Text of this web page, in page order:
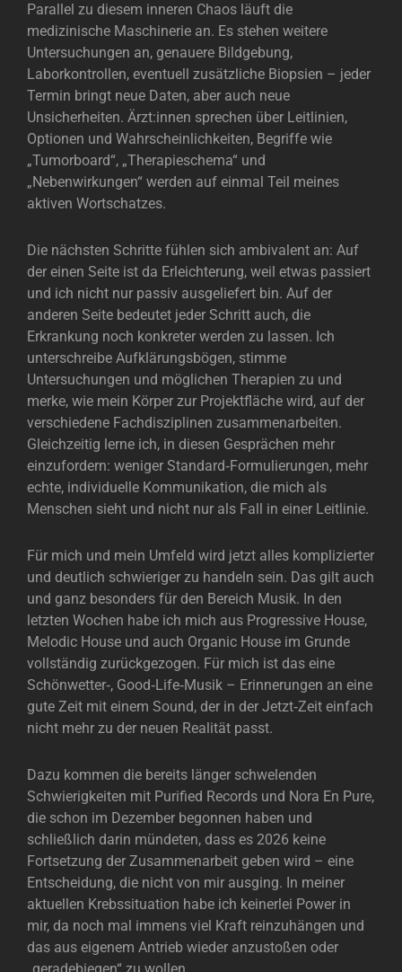
Parallel zu diesem inneren Chaos läuft die
medizinische Maschinerie an. Es stehen weitere
Untersuchungen an, genauere Bildgebung,
Laborkontrollen, eventuell zusätzliche Biopsien – jeder
Termin bringt neue Daten, aber auch neue
Unsicherheiten. Ärzt:innen sprechen über Leitlinien,
Optionen und Wahrscheinlichkeiten, Begriffe wie
„Tumorboard“, „Therapieschema“ und
„Nebenwirkungen“ werden auf einmal Teil meines
aktiven Wortschatzes.
Die nächsten Schritte fühlen sich ambivalent an: Auf
der einen Seite ist da Erleichterung, weil etwas passiert
und ich nicht nur passiv ausgeliefert bin. Auf der
anderen Seite bedeutet jeder Schritt auch, die
Erkrankung noch konkreter werden zu lassen. Ich
unterschreibe Aufklärungsbögen, stimme
Untersuchungen und möglichen Therapien zu und
merke, wie mein Körper zur Projektfläche wird, auf der
verschiedene Fachdisziplinen zusammenarbeiten.
Gleichzeitig lerne ich, in diesen Gesprächen mehr
einzufordern: weniger Standard‑Formulierungen, mehr
echte, individuelle Kommunikation, die mich als
Menschen sieht und nicht nur als Fall in einer Leitlinie.
Für mich und mein Umfeld wird jetzt alles komplizierter
und deutlich schwieriger zu handeln sein. Das gilt auch
und ganz besonders für den Bereich Musik. In den
letzten Wochen habe ich mich aus Progressive House,
Melodic House und auch Organic House im Grunde
vollständig zurückgezogen. Für mich ist das eine
Schönwetter‑, Good‑Life‑Musik – Erinnerungen an eine
gute Zeit mit einem Sound, der in der Jetzt‑Zeit einfach
nicht mehr zu der neuen Realität passt.
Dazu kommen die bereits länger schwelenden
Schwierigkeiten mit Purified Records und Nora En Pure,
die schon im Dezember begonnen haben und
schließlich darin mündeten, dass es 2026 keine
Fortsetzung der Zusammenarbeit geben wird – eine
Entscheidung, die nicht von mir ausging. In meiner
aktuellen Krebssituation habe ich keinerlei Power in
mir, da noch mal immens viel Kraft reinzuhängen und
das aus eigenem Antrieb wieder anzustoßen oder